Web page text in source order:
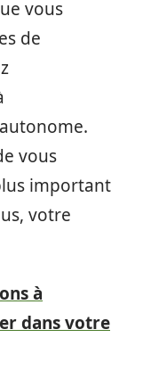
vous
de
vous
important
votre
à
dans votre